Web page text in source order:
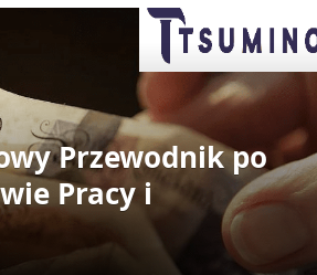
Przewodnik po
Pracy i